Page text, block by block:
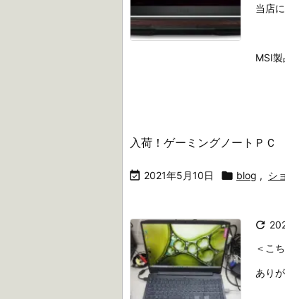
当店
MSI
入荷！ゲーミングノートＰ
 2021年5月10日  blog , シ

＜こ
あり